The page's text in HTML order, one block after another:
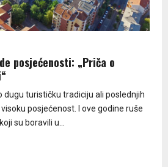
posjećenosti: „Priča o
dugu turističku tradiciju ali poslednjih
posjećenost. I ove godine ruše
su boravili u...